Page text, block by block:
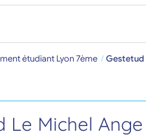
étudiant Lyon 7ème Gestetud
Le Michel Ange